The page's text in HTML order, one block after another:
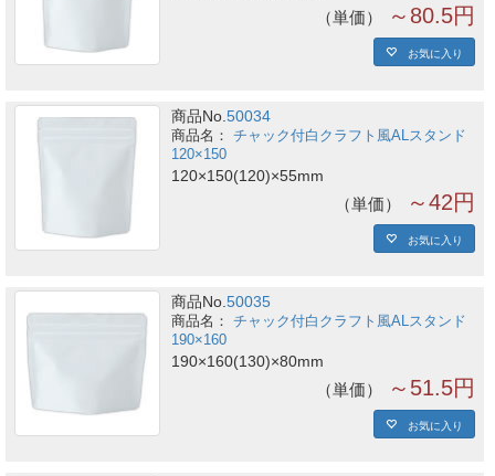
単価 ～80.5円
お気に入り
商品No.50034
チャック付白クラフト風ALスタンド
120×150
120×150(120)×55mm
単価 ～42円
お気に入り
商品No.50035
チャック付白クラフト風ALスタンド
190×160
190×160(130)×80mm
単価 ～51.5円
お気に入り